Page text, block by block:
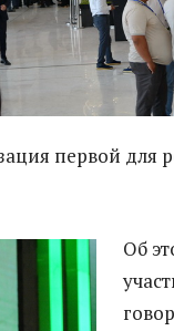
первой для
Об